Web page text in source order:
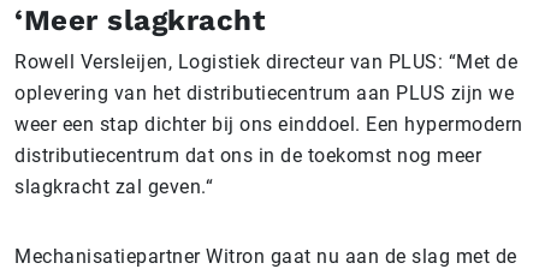
‘Meer slagkracht
Rowell Versleijen, Logistiek directeur van PLUS: “Met de
oplevering van het distributiecentrum aan PLUS zijn we
weer een stap dichter bij ons einddoel. Een hypermodern
distributiecentrum dat ons in de toekomst nog meer
slagkracht zal geven.“
Mechanisatiepartner Witron gaat nu aan de slag met de